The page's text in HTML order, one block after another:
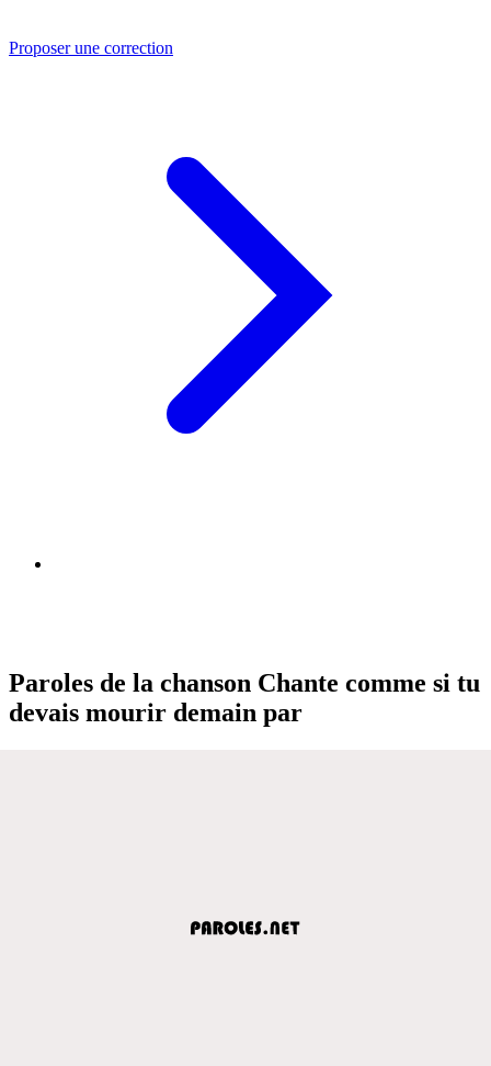
Proposer une correction
Paroles de la chanson Chante comme si tu
devais mourir demain par